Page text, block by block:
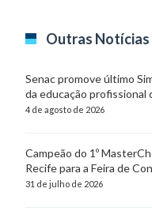
Outras Notícias
Senac promove último
da educação profissional
4 de agosto de 2026
Campeão do 1º
Recife para a Feira de
31 de julho de 2026